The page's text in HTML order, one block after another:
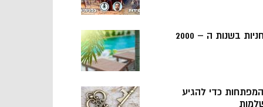
בשנות ה – 2000
5 המפתחות כדי להגיע